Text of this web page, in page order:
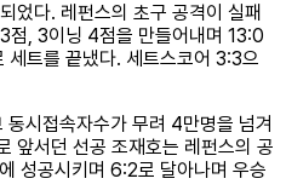
었다. 레펀스의 초구 공격이 실패
점, 3이닝 4점을 만들어내며 13:0
트를 끝냈다. 세트스코어 3:3으
시접속자수가 무려 4만명을 넘겨
서던 선공 조재호는 레펀스의 공
성공시키며 6:2로 달아나며 우승